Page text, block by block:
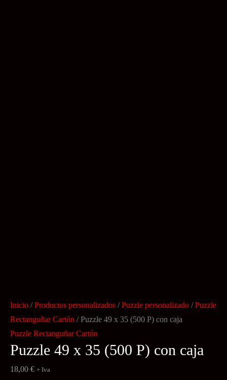
Inicio /Productos personalizados /Puzzle personalizado /Puzzle
Rectanguñar Cartón / Puzzle 49 x 35 (500 P) con caja
Puzzle Rectanguñar Cartón
Puzzle 49 x 35 (500 P) con caja
18,00 € + Iva